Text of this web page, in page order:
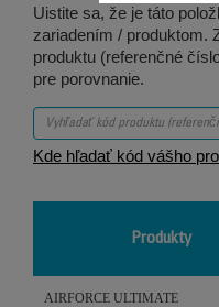
Uistite sa, že je táto
zariadením / produktom.
produktu (referenčné
pre porovnanie.
Kde hľadať kód vášho
Produkty
AIRFORCE ULTIMATE